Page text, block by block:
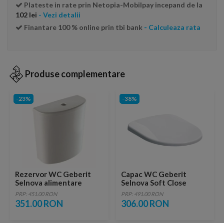
Plateste in rate prin Netopia-Mobilpay incepand de la
102 lei - Vezi detalii
Finantare 100 % online prin tbi bank - Calculeaza rata
Produse complementare
-23%
Rezervor WC Geberit
Selnova alimentare
laterala 34x16xH36 cm
PRP: 451.00 RON
351.00 RON
-38%
Capac WC Geberit
Selnova Soft Close
PRP: 491.00 RON
306.00 RON